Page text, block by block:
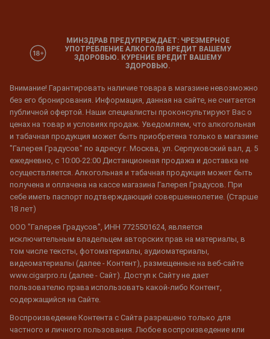
МИНЗДРАВ ПРЕДУПРЕЖДАЕТ: ЧРЕЗМЕРНОЕ
УПОТРЕБЛЕНИЕ АЛКОГОЛЯ ВРЕДИТ ВАШЕМУ
ЗДОРОВЬЮ. КУРЕНИЕ ВРЕДИТ ВАШЕМУ
ЗДОРОВЬЮ.
Внимание! Гарантировать наличие товара в магазине невозможно
без его бронирования. Информация, данная на сайте, не считается
публичной офертой. Наши специалисты проконсультируют Вас о
ценах на товар и условиях продаж. Уведомляем, что алкогольная
и табачная продукция может быть приобретена только в магазине
"Галерея Градусов" по адресу г. Москва, ул. Серпуховский вал, д. 5
ежедневно, с 10:00-22:00 Дистанционная продажа и доставка не
осуществляется. Алкогольная и табачная продукция может быть
получена и оплачена на кассе магазина Галерея Градусов. При
себе иметь паспорт подтверждающий совершеннолетие. (Старше
18 лет)
ООО "Галерея Градусов", ИНН 7725501624, является
исключительным владельцем авторских прав на материалы, в
том числе тексты, фотоматериалы, аудиоматериалы,
видеоматериалы (далее - Контент), размещенные на веб-сайте
www.cigarpro.ru (далее - Сайт). Доступ к Сайту не дает
пользователю права использовать какой-либо Контент,
содержащийся на Сайте.
Воспроизведение Контента с Сайта разрешено только для
частного и личного пользования. Любое воспроизведение или